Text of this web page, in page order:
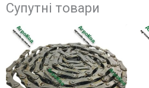
Супутні товари